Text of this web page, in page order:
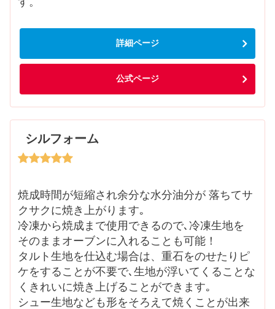
詳細ページ
公式ページ
シルフォーム
焼成時間が短縮され余分な水分油分が 落ちてサ
クサクに焼き上がります｡
冷凍から焼成まで使用できるので､冷凍生地を
そのままオーブンに入れることも可能！
タルト生地を仕込む場合は、重石をのせたりピ
ケをすることが不要で､生地が浮いてくることな
くきれいに焼き上げることができます｡
シュー生地なども形をそろえて焼くことが出来